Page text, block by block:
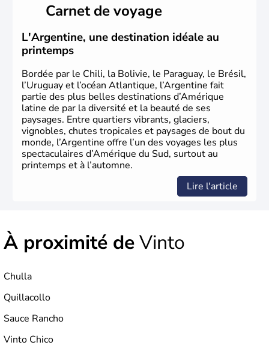
Carnet de voyage
L'Argentine, une destination idéale au
printemps
Bordée par le Chili, la Bolivie, le Paraguay, le Brésil,
l’Uruguay et l’océan Atlantique, l’Argentine fait
partie des plus belles destinations d’Amérique
latine de par la diversité et la beauté de ses
paysages. Entre quartiers vibrants, glaciers,
vignobles, chutes tropicales et paysages de bout du
monde, l’Argentine offre l’un des voyages les plus
spectaculaires d’Amérique du Sud, surtout au
printemps et à l’automne.
Lire l'article
À proximité deVinto
Chulla
Quillacollo
Sauce Rancho
Vinto Chico